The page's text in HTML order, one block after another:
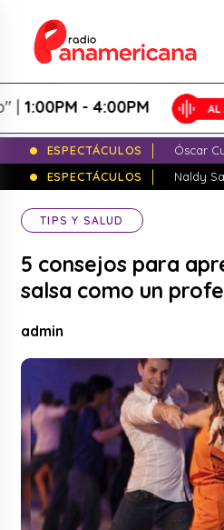
- 4:00PM
ESPECTÁCULOS
Óscar
ESPECTÁCULOS
Naldy
TIPS Y SALUD
5 consejos para
salsa como un
admin